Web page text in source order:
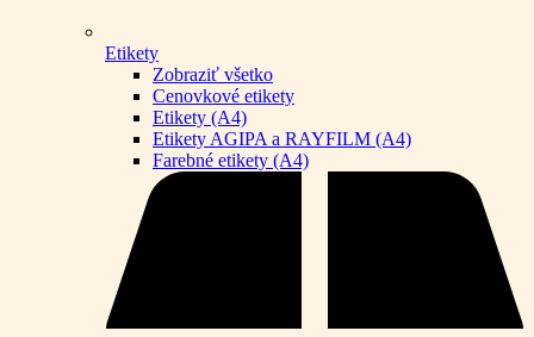
Etikety
Zobraziť všetko
Cenovkové etikety
Etikety (A4)
Etikety AGIPA a RAYFILM (A4)
Farebné etikety (A4)